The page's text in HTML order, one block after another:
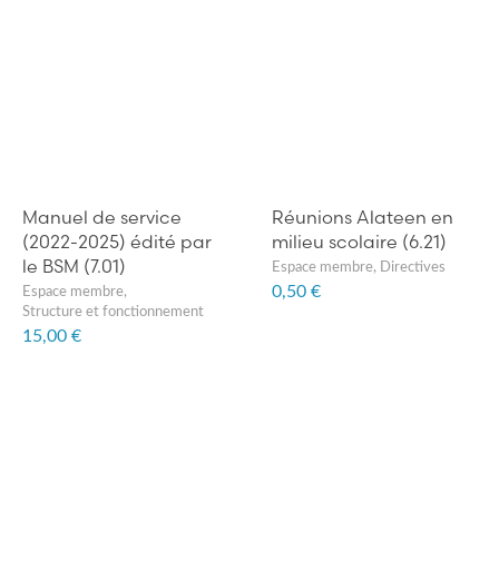
Manuel de service
(2022-2025) édité par
le BSM (7.01)
Espace membre,
Structure et fonctionnement
15,00 €
Réunions Alateen en
milieu scolaire (6.21)
Espace membre, Directives
0,50 €